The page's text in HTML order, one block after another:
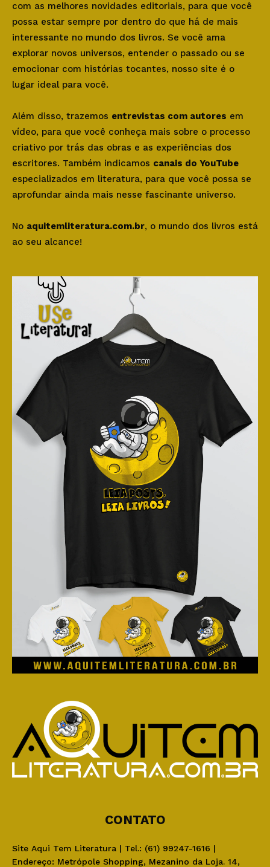
com as melhores novidades editoriais, para que você
possa estar sempre por dentro do que há de mais
interessante no mundo dos livros. Se você ama
explorar novos universos, entender o passado ou se
emocionar com histórias tocantes, nosso site é o
lugar ideal para você.
Além disso, trazemos entrevistas com autores em
vídeo, para que você conheça mais sobre o processo
criativo por trás das obras e as experiências dos
escritores. Também indicamos canais do YouTube
especializados em literatura, para que você possa se
aprofundar ainda mais nesse fascinante universo.
No aquitemliteratura.com.br, o mundo dos livros está
ao seu alcance!
CONTATO
Site Aqui Tem Literatura | Tel.: (61) 99247-1616 |
Endereço: Metrópole Shopping, Mezanino da Loja. 14,